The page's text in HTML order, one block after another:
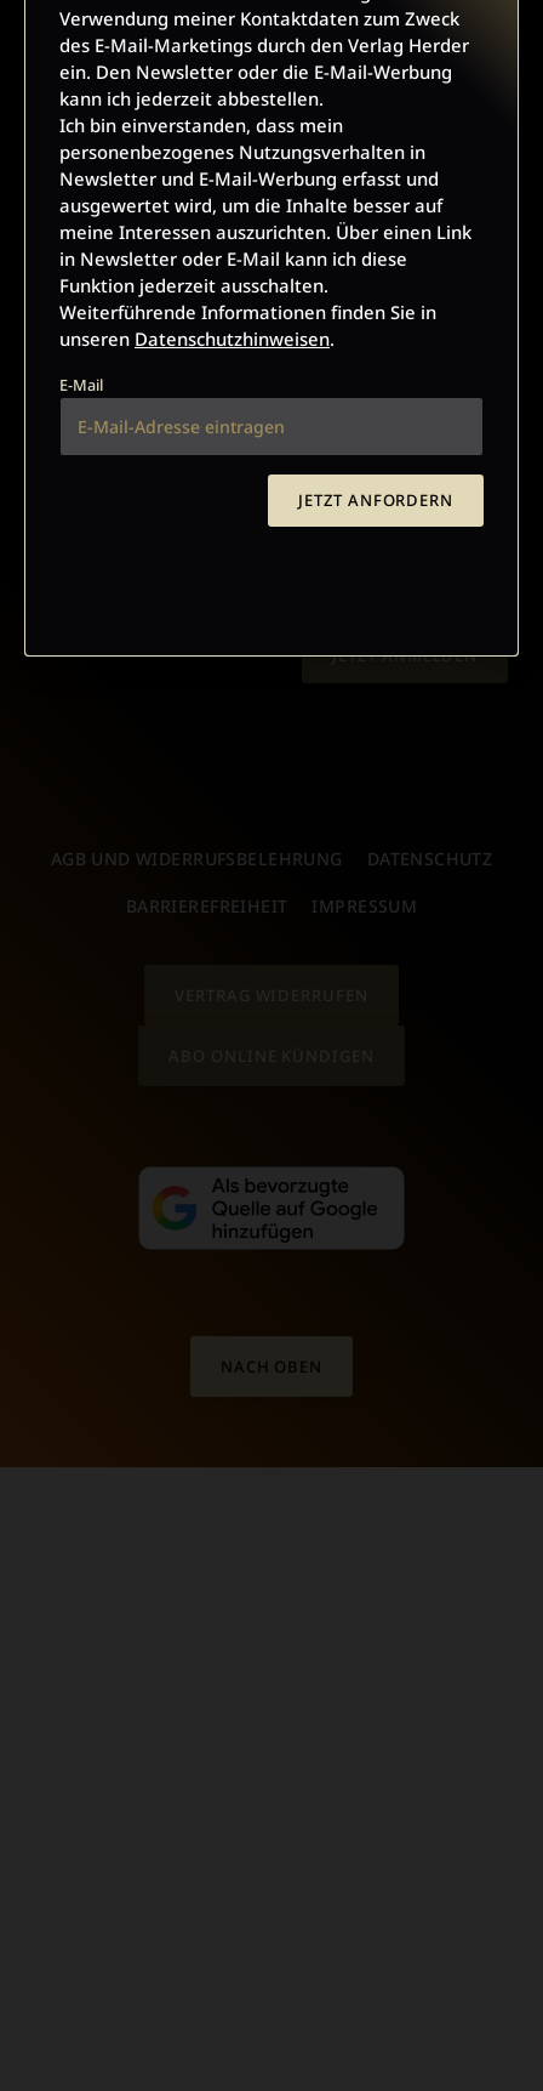
ARCHÄOLOGIE-NEWSLETTER
Ja, ich möchte den kostenlosen Newsletter der
Zeitschriften ANTIKE WELT und Archäologie in
Deutschland abonnierenund willige in die Verwendung
meiner Kontaktdaten zum Zweck des E-Mail-Marketings
durch den Verlag Herder ein. Den Newsletter oder die E-Mail-
Werbung kann ich jederzeit abbestellen.
Ich bin einverstanden, dass mein personenbezogenes
und ausgewertet wird, um die Inhalte besser auf meine
E-Mail kann ich diese Funktion jederzeit ausschalten.
JETZT ANMELDEN
AGB UND WIDERRUFSBELEHRUNG DATENSCHUTZ
BARRIEREFREIHEIT IMPRESSUM
VERTRAG WIDERRUFEN
ABO ONLINE KÜNDIGEN
NACH OBEN
Verwendung meiner Kontaktdaten zum Zweck
des E-Mail-Marketings durch den Verlag Herder
ein. Den Newsletter oder die E-Mail-Werbung
kann ich jederzeit abbestellen.
Ich bin einverstanden, dass mein
personenbezogenes Nutzungsverhalten in
Newsletter und E-Mail-Werbung erfasst und
ausgewertet wird, um die Inhalte besser auf
meine Interessen auszurichten. Über einen Link
in Newsletter oder E-Mail kann ich diese
Funktion jederzeit ausschalten.
Weiterführende Informationen finden Sie in
unseren Datenschutzhinweisen.
E-Mail
JETZT ANFORDERN